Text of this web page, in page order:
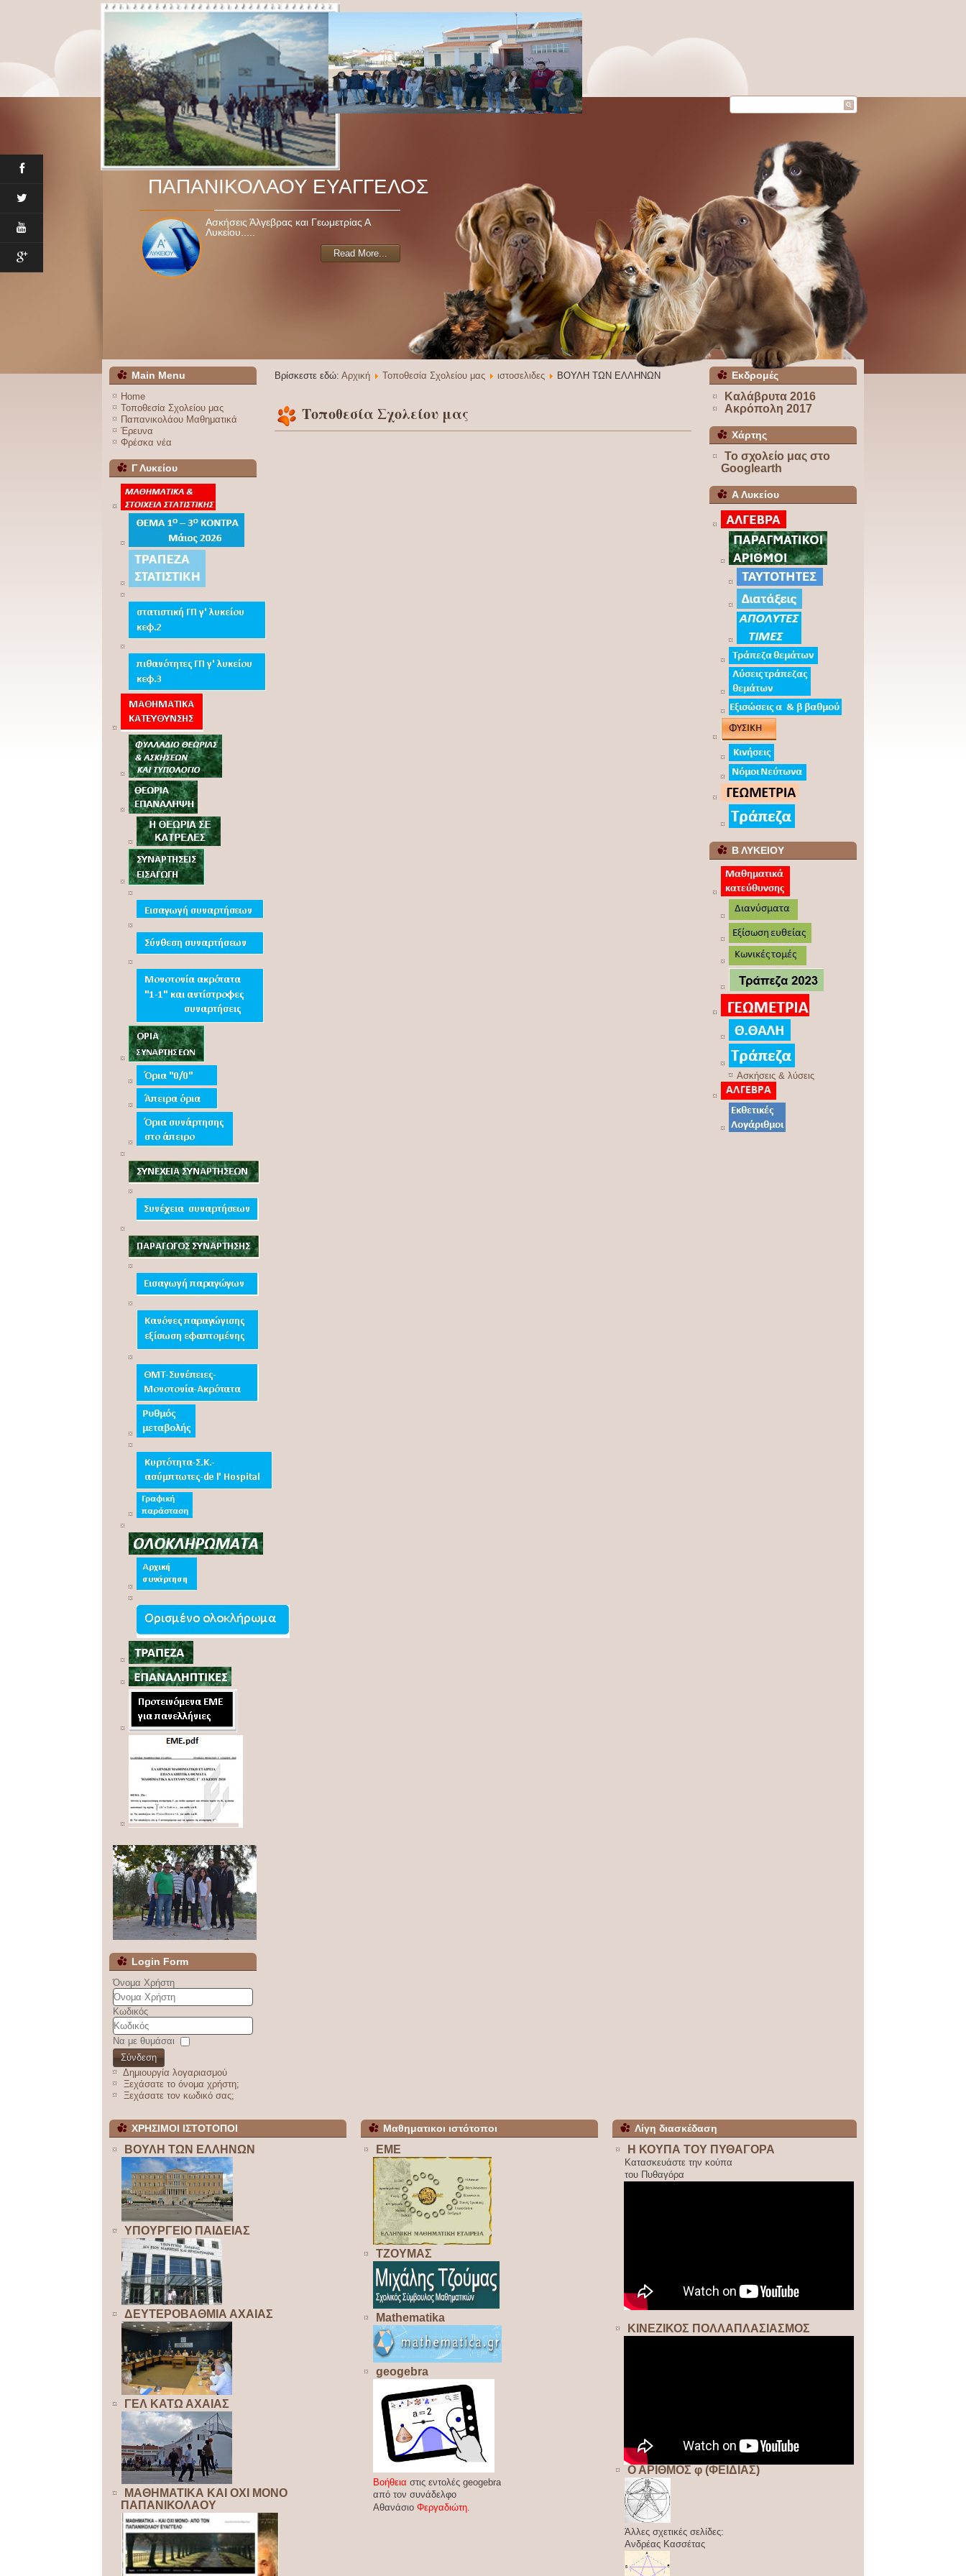
ΠΑΠΑΝΙΚΟΛΑΟΥ ΕΥΑΓΓΕΛΟΣ
Ασκήσεις Άλγεβρας και Γεωμετρίας Α
Λυκείου.....
Read More...
Main Menu
Home
Τοποθεσία Σχολείου μας
Παπανικολάου Μαθηματικά
Έρευνα
Φρέσκα νέα
Γ Λυκείου
Login Form
Όνομα Χρήστη
Κωδικός
Να με θυμάσαι
Σύνδεση
Δημιουργία λογαριασμού
Ξεχάσατε το όνομα χρήστη;
Ξεχάσατε τον κωδικό σας;
Βρίσκεστε εδώ: Αρχική Τοποθεσία Σχολείου μας ιστοσελιδες ΒΟΥΛΗ ΤΩΝ ΕΛΛΗΝΩΝ
Τοποθεσία Σχολείου μας
Εκδρομές
Καλάβρυτα 2016
Ακρόπολη 2017
Χάρτης
Το σχολείο μας στο
Googlearth
Α Λυκείου
Β ΛΥΚΕΙΟΥ
Ασκήσεις & λύσεις
ΧΡΗΣΙΜΟΙ ΙΣΤΟΤΟΠΟΙ
ΒΟΥΛΗ ΤΩΝ ΕΛΛΗΝΩΝ
ΥΠΟΥΡΓΕΙΟ ΠΑΙΔΕΙΑΣ
ΔΕΥΤΕΡΟΒΑΘΜΙΑ ΑΧΑΙΑΣ
ΓΕΛ ΚΑΤΩ ΑΧΑΙΑΣ
ΜΑΘΗΜΑΤΙΚΑ ΚΑΙ ΟΧΙ ΜΟΝΟ
ΠΑΠΑΝΙΚΟΛΑΟΥ
Μαθηματικοι ιστότοποι
ΕΜΕ
ΤΖΟΥΜΑΣ
Mathematika
geogebra
Βοήθεια στις εντολές geogebra
από τον συνάδελφο
Αθανάσιο Φεργαδιώτη.
Λίγη διασκέδαση
Η ΚΟΥΠΑ ΤΟΥ ΠΥΘΑΓΟΡΑ
Κατασκευάστε την κούπα
του Πυθαγόρα
ΚΙΝΕΖΙΚΟΣ ΠΟΛΛΑΠΛΑΣΙΑΣΜΟΣ
Ο ΑΡΙΘΜΟΣ φ (ΦΕΙΔΙΑΣ)
Άλλες σχετικές σελίδες:
Ανδρέας Κασσέτας